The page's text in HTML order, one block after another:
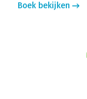
Boek bekijken